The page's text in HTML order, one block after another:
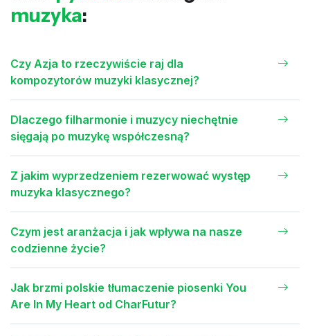
muzyka:
Czy Azja to rzeczywiście raj dla
kompozytorów muzyki klasycznej?
Dlaczego filharmonie i muzycy niechętnie
sięgają po muzykę współczesną?
Z jakim wyprzedzeniem rezerwować występ
muzyka klasycznego?
Czym jest aranżacja i jak wpływa na nasze
codzienne życie?
Jak brzmi polskie tłumaczenie piosenki You
Are In My Heart od CharFutur?